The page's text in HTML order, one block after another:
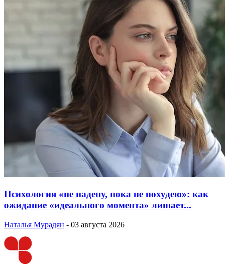
Психология «не надену, пока не похудею»: как
ожидание «идеального момента» лишает...
Наталья Мурадян - 03 августа 2026